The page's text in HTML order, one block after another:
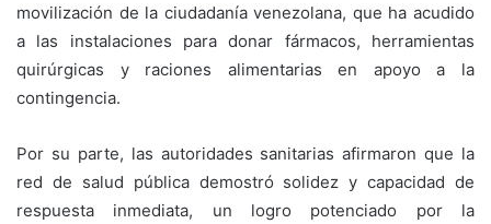
movilización de la ciudadanía venezolana, que ha acudido
a las instalaciones para donar fármacos, herramientas
quirúrgicas y raciones alimentarias en apoyo a la
contingencia.
Por su parte, las autoridades sanitarias afirmaron que la
red de salud pública demostró solidez y capacidad de
respuesta inmediata, un logro potenciado por la